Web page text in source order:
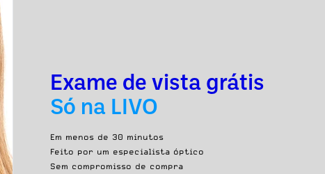
Exame de vista grátis
Só na LIVO
Em menos de 30 minutos
Feito por um especialista óptico
Sem compromisso de compra